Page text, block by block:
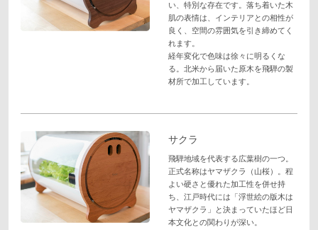
い、特別な存在です。落ち着いた木
肌の表情は、インテリアとの相性が
良く、空間の雰囲気を引き締めてく
れます。
経年変化で色味は徐々に明るくな
る。北米から届いた原木を飛騨の製
材所で加工しています。
サクラ
飛騨地域を代表する広葉樹の一つ。
正式名称はヤマザクラ（山桜）。程
よい硬さと優れた加工性を併せ持
ち、江戸時代には「浮世絵の版木は
ヤマザクラ」と決まっていたほど日
本文化との関わりが深い。